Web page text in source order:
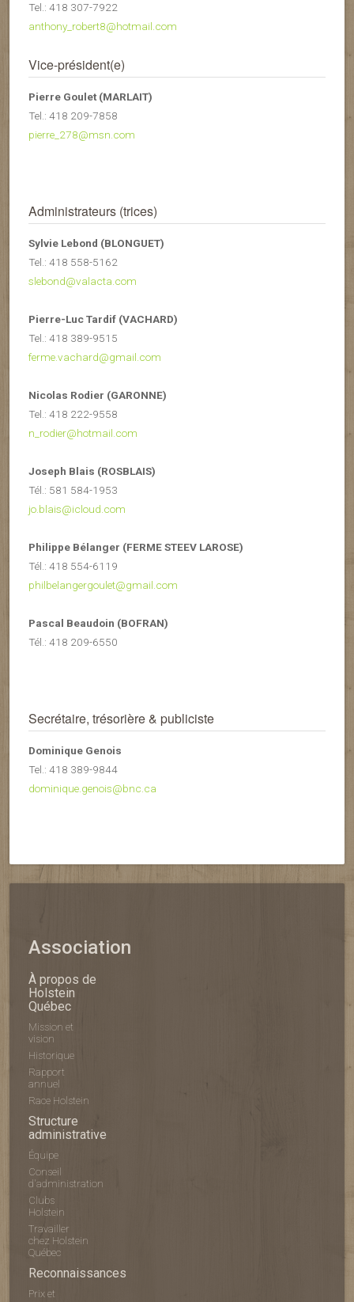
Tel.: 418 307-7922
anthony_robert8@hotmail.com
Vice-président(e)
Pierre Goulet (MARLAIT)
Tel.: 418 209-7858
pierre_278@msn.com
Administrateurs (trices)
Sylvie Lebond (BLONGUET)
Tel.: 418 558-5162
slebond@valacta.com
Pierre-Luc Tardif (VACHARD)
Tel.: 418 389-9515
ferme.vachard@gmail.com
Nicolas Rodier (GARONNE)
Tel.: 418 222-9558
n_rodier@hotmail.com
Joseph Blais (ROSBLAIS)
Tél.: 581 584-1953
jo.blais@icloud.com
Philippe Bélanger (FERME STEEV LAROSE)
Tél.: 418 554-6119
philbelangergoulet@gmail.com
Pascal Beaudoin (BOFRAN)
Tél.: 418 209-6550
Secrétaire, trésorière & publiciste
Dominique Genois
Tel.: 418 389-9844
dominique.genois@bnc.ca
Association
À propos de
Holstein
Québec
Mission et
vision
Historique
Rapport
annuel
Race Holstein
Structure
administrative
Équipe
Conseil
d'administration
Clubs
Holstein
Travailler
chez Holstein
Québec
Reconnaissances
Prix et